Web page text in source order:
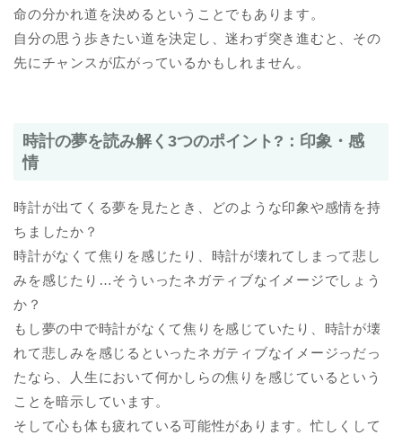
命の分かれ道を決めるということでもあります。
自分の思う歩きたい道を決定し、迷わず突き進むと、その
先にチャンスが広がっているかもしれません。
時計の夢を読み解く3つのポイント?：印象・感
情
時計が出てくる夢を見たとき、どのような印象や感情を持
ちましたか？
時計がなくて焦りを感じたり、時計が壊れてしまって悲し
みを感じたり…そういったネガティブなイメージでしょう
か？
もし夢の中で時計がなくて焦りを感じていたり、時計が壊
れて悲しみを感じるといったネガティブなイメージっだっ
たなら、人生において何かしらの焦りを感じているという
ことを暗示しています。
そして心も体も疲れている可能性があります。忙しくして